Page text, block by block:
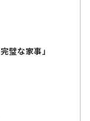
璧な家事」